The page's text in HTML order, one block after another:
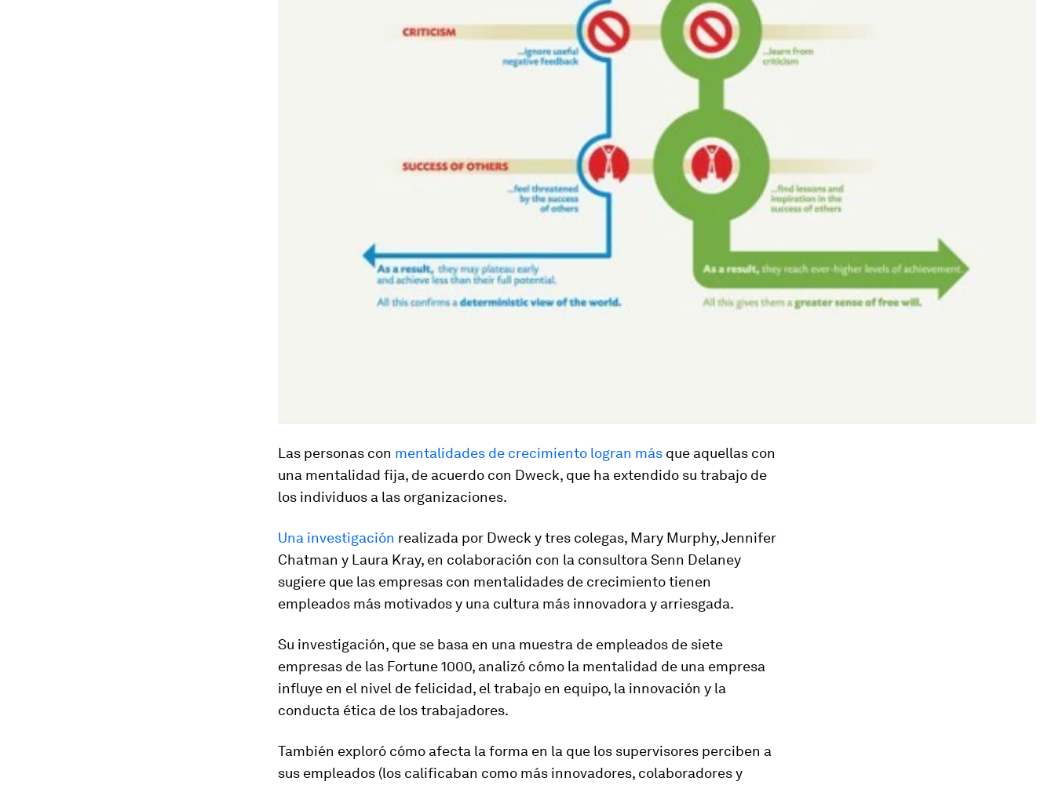
Las personas con mentalidades de crecimiento logran más que aquellas con
una mentalidad fija, de acuerdo con Dweck, que ha extendido su trabajo de
los individuos a las organizaciones.
Una investigación realizada por Dweck y tres colegas, Mary Murphy, Jennifer
Chatman y Laura Kray, en colaboración con la consultora Senn Delaney
sugiere que las empresas con mentalidades de crecimiento tienen
empleados más motivados y una cultura más innovadora y arriesgada.
Su investigación, que se basa en una muestra de empleados de siete
empresas de las Fortune 1000, analizó cómo la mentalidad de una empresa
influye en el nivel de felicidad, el trabajo en equipo, la innovación y la
conducta ética de los trabajadores.
También exploró cómo afecta la forma en la que los supervisores perciben a
sus empleados (los calificaban como más innovadores, colaboradores y